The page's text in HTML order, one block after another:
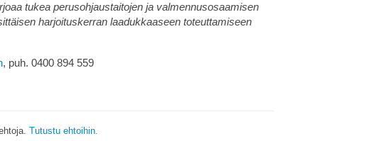
tukea perusohjaustaitojen ja valmennusosaamisen
harjoituskerran laadukkaaseen toteuttamiseen
, puh. 0400 894 559
Tutustu ehtoihin.